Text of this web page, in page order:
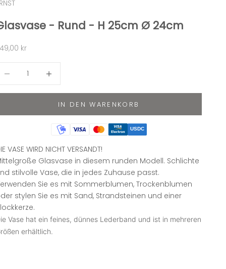
- Rund - H 25cm Ø 24cm
kr
IN DEN WARENKORB
USDC
VASE WIRD NICHT VERSANDT!
Glasvase in diesem runden Modell. Schlichte
stilvolle Vase, die in jedes Zuhause passt.
Sie es mit Sommerblumen, Trockenblumen
stylen Sie es mit Sand, Strandsteinen und einer
Vase hat ein feines, dünnes Lederband und ist in mehreren
erhältlich.